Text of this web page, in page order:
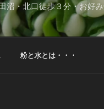
沼・北口徒歩３分・お好
粉と水とは・・・